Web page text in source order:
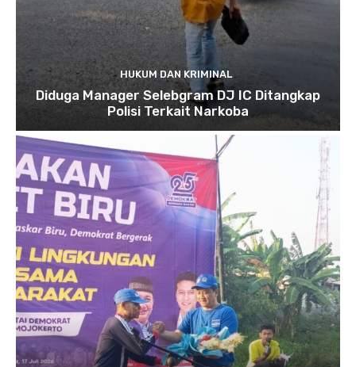
HUKUM DAN KRIMINAL
Diduga Manager Selebgram DJ IC Ditangkap
Polisi Terkait Narkoba